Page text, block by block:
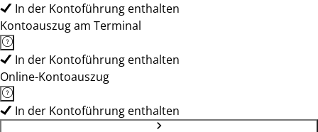
In der Kontoführung enthalten
Kontoauszug am Terminal
In der Kontoführung enthalten
Online-Kontoauszug
In der Kontoführung enthalten